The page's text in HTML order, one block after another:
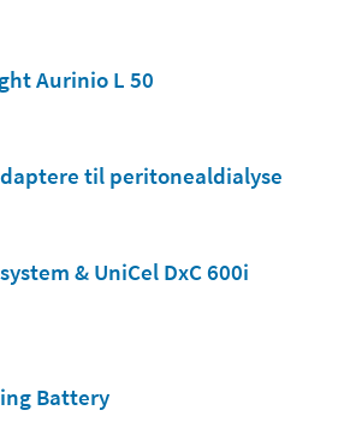
Aurinio L 50
til peritonealdialyse
& UniCel DxC 600i
Battery